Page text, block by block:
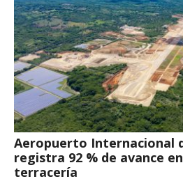
Aeropuerto Internacional
registra 92 % de avance
terracería